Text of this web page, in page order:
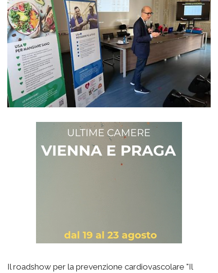
Il roadshow per la prevenzione cardiovascolare "Il